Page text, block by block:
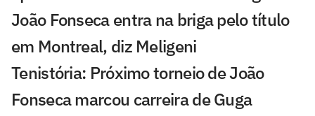
João Fonseca entra na briga pelo título
em Montreal, diz Meligeni
Tenistória: Próximo torneio de João
Fonseca marcou carreira de Guga